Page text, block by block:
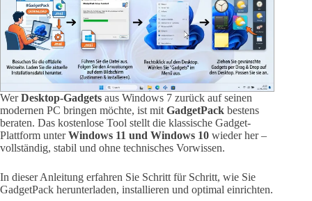
WerDesktop-Gadgets aus Windows 7 zurück auf seinen
modernen PC bringen möchte, ist mit GadgetPack bestens
beraten. Das kostenlose Tool stellt die klassische Gadget-
Plattform unterWindows 11 und Windows 10 wieder her –
vollständig, stabil und ohne technisches Vorwissen.
In dieser Anleitung erfahren Sie Schritt für Schritt, wie Sie
GadgetPack herunterladen, installieren und optimal einrichten.